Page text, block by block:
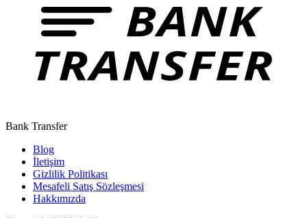
Bank Transfer
Blog
İletişim
Gizlilik Politikası
Mesafeli Satış Sözleşmesi
Hakkımızda